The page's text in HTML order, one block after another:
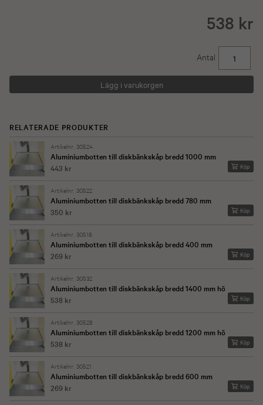
538 kr
Antal
RELATERADE PRODUKTER
Artikelnr. 30524
Aluminiumbotten till diskbänkskåp bredd 1000 mm
443 kr
Köp
Artikelnr. 30522
Aluminiumbotten till diskbänkskåp bredd 780 mm
350 kr
Köp
Artikelnr. 30518
Aluminiumbotten till diskbänkskåp bredd 400 mm
269 kr
Köp
Artikelnr. 30532
Aluminiumbotten till diskbänkskåp bredd 1400 mm hö
538 kr
Köp
Artikelnr. 30528
Aluminiumbotten till diskbänkskåp bredd 1200 mm hö
538 kr
Köp
Artikelnr. 30521
Aluminiumbotten till diskbänkskåp bredd 600 mm
269 kr
Köp